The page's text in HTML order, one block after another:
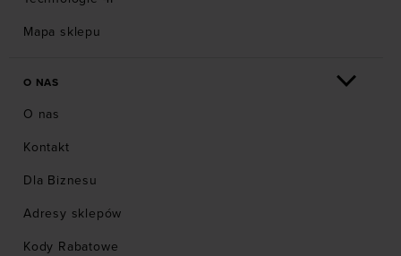
Mapa sklepu
O NAS
O nas
Kontakt
Dla Biznesu
Adresy sklepów
Kody Rabatowe